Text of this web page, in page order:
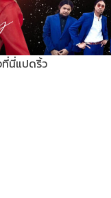
นี่แปดริ้ว